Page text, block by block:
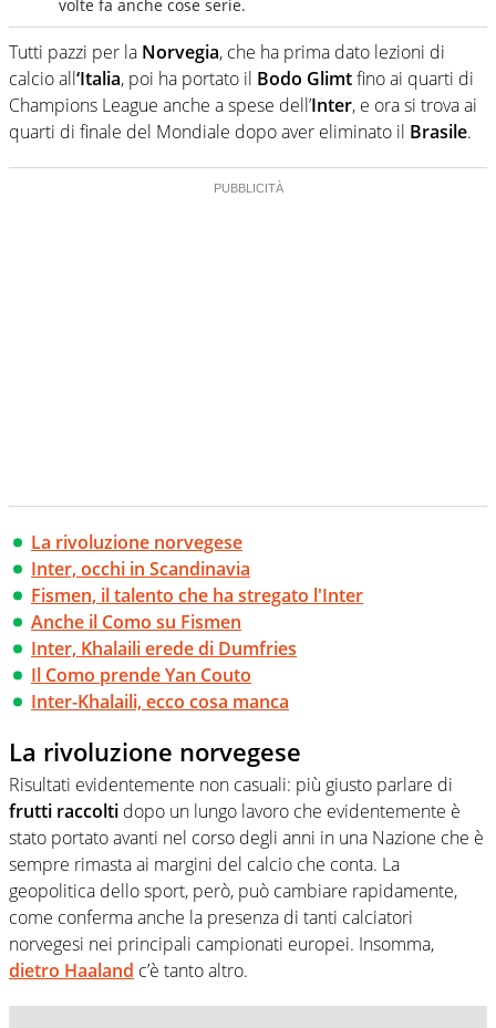
volte fa anche cose serie.
Tutti pazzi per la Norvegia, che ha prima dato lezioni di
calcio all‘Italia, poi ha portato il Bodo Glimtfino ai quarti di
Champions League anche a spese dell’Inter, e ora si trova ai
quarti di finale del Mondiale dopo aver eliminato il Brasile.
La rivoluzione norvegese
Inter, occhi in Scandinavia
Fismen, il talento che ha stregato l'Inter
Anche il Como su Fismen
Inter, Khalaili erede di Dumfries
Il Como prende Yan Couto
Inter-Khalaili, ecco cosa manca
La rivoluzione norvegese
Risultati evidentemente non casuali: più giusto parlare di
frutti raccolti dopo un lungo lavoro che evidentemente è
stato portato avanti nel corso degli anni in una Nazione che è
sempre rimasta ai margini del calcio che conta. La
geopolitica dello sport, però, può cambiare rapidamente,
come conferma anche la presenza di tanti calciatori
norvegesi nei principali campionati europei. Insomma,
dietro Haaland c’è tanto altro.